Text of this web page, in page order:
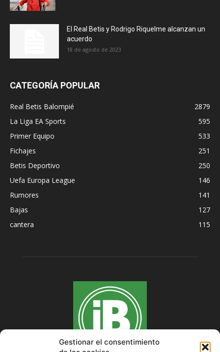
Gestionar el consentimiento
El Real Betis y Rodrigo Riquelme alcanzan un
acuerdo
18 de agosto de 2023
CATEGORÍA POPULAR
Real Betis Balompié
2879
La Liga EA Sports
595
Primer Equipo
533
Fichajes
251
Betis Deportivo
250
Uefa Europa League
146
Rumores
141
Bajas
127
cantera
115